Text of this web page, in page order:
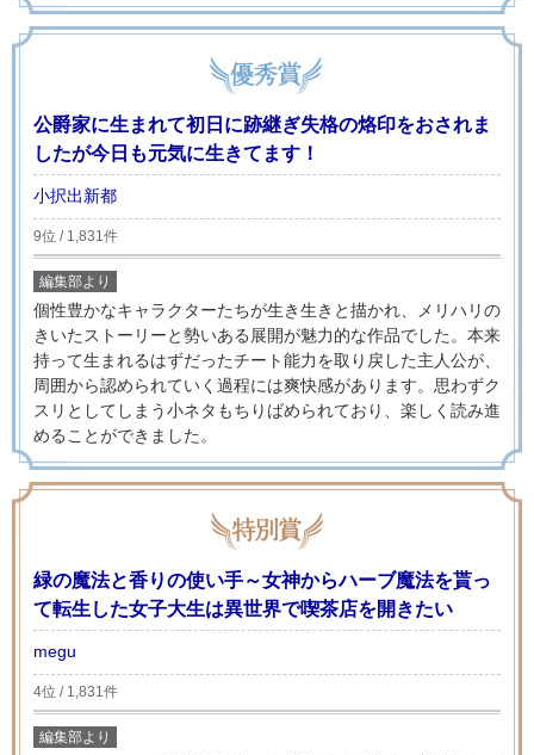
公爵家に生まれて初日に跡継ぎ失格の烙印をおされま
したが今日も元気に生きてます！
小択出新都
9位 / 1,831件
編集部より
個性豊かなキャラクターたちが生き生きと描かれ、メリハリの
きいたストーリーと勢いある展開が魅力的な作品でした。本来
持って生まれるはずだったチート能力を取り戻した主人公が、
周囲から認められていく過程には爽快感があります。思わずク
スリとしてしまう小ネタもちりばめられており、楽しく読み進
めることができました。
緑の魔法と香りの使い手～女神からハーブ魔法を貰っ
て転生した女子大生は異世界で喫茶店を開きたい
megu
4位 / 1,831件
編集部より